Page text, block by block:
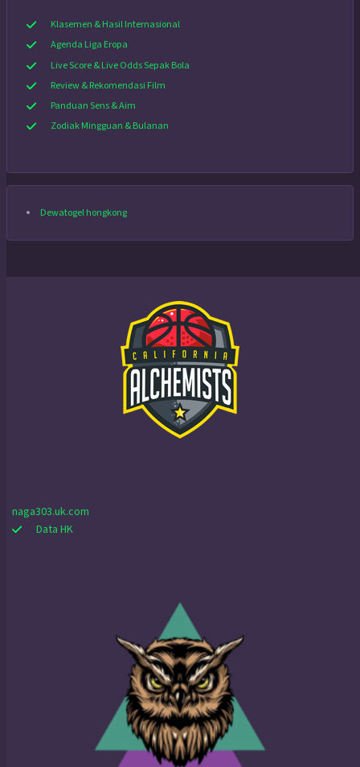
Klasemen & Hasil Internasional
Agenda Liga Eropa
Live Score & Live Odds Sepak Bola
Review & Rekomendasi Film
Panduan Sens & Aim
Zodiak Mingguan & Bulanan
Dewatogel hongkong
naga303.uk.com
Data HK